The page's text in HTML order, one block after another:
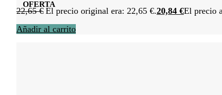
OFERTA
22,65€ El precio original era: 22,65 €.20,84 €El precio
Añadir al carrito